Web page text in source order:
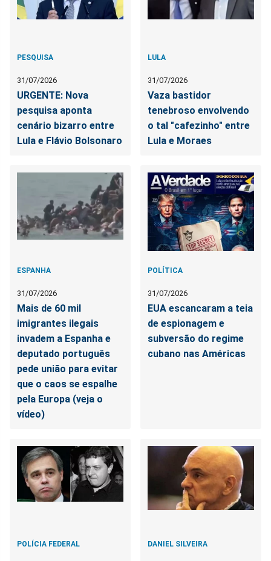
PESQUISA
31/07/2026
URGENTE: Nova
pesquisa aponta
cenário bizarro entre
Lula e Flávio Bolsonaro
LULA
31/07/2026
Vaza bastidor
tenebroso envolvendo
o tal "cafezinho" entre
Lula e Moraes
ESPANHA
31/07/2026
Mais de 60 mil
imigrantes ilegais
invadem a Espanha e
deputado português
pede união para evitar
que o caos se espalhe
pela Europa (veja o
vídeo)
POLÍTICA
31/07/2026
EUA escancaram a teia
de espionagem e
subversão do regime
cubano nas Américas
POLÍCIA FEDERAL DANIEL SILVEIRA